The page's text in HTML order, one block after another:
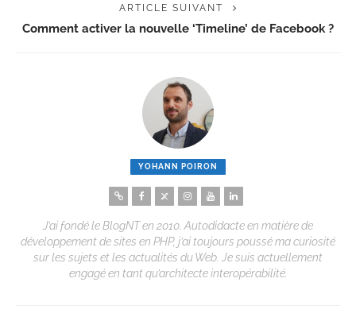
ARTICLE SUIVANT
Comment activer la nouvelle ‘Timeline’ de Facebook ?
YOHANN POIRON
J’ai fondé le BlogNT en 2010. Autodidacte en matière de
développement de sites en PHP, j’ai toujours poussé ma curiosité
sur les sujets et les actualités du Web. Je suis actuellement
engagé en tant qu’architecte interopérabilité.